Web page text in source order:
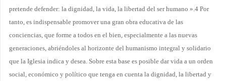
pretende defender: la dignidad, la vida, la libertad del ser humano ».4 Por
tanto, es indispensable promover una gran obra educativa de las
conciencias, que forme a todos en el bien, especialmente a las nuevas
generaciones, abriéndoles al horizonte del humanismo integral y solidario
que la Iglesia indica y desea. Sobre esta base es posible dar vida a un orden
social, económico y político que tenga en cuenta la dignidad, la libertad y